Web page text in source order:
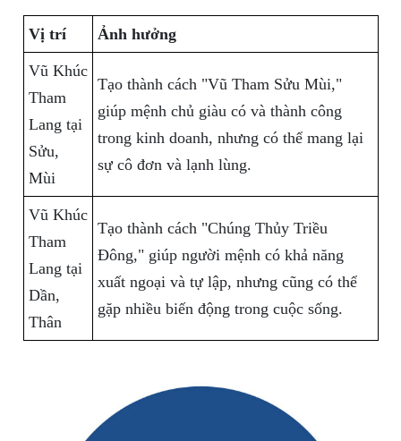
Vị trí Ảnh hưởng
Vũ Khúc
Tham
Lang tại
Sửu,
Mùi
Tạo thành cách "Vũ Tham Sửu Mùi,"
giúp mệnh chủ giàu có và thành công
trong kinh doanh, nhưng có thể mang lại
sự cô đơn và lạnh lùng.
Vũ Khúc
Tham
Lang tại
Dần,
Thân
Tạo thành cách "Chúng Thủy Triều
Đông," giúp người mệnh có khả năng
xuất ngoại và tự lập, nhưng cũng có thể
gặp nhiều biến động trong cuộc sống.